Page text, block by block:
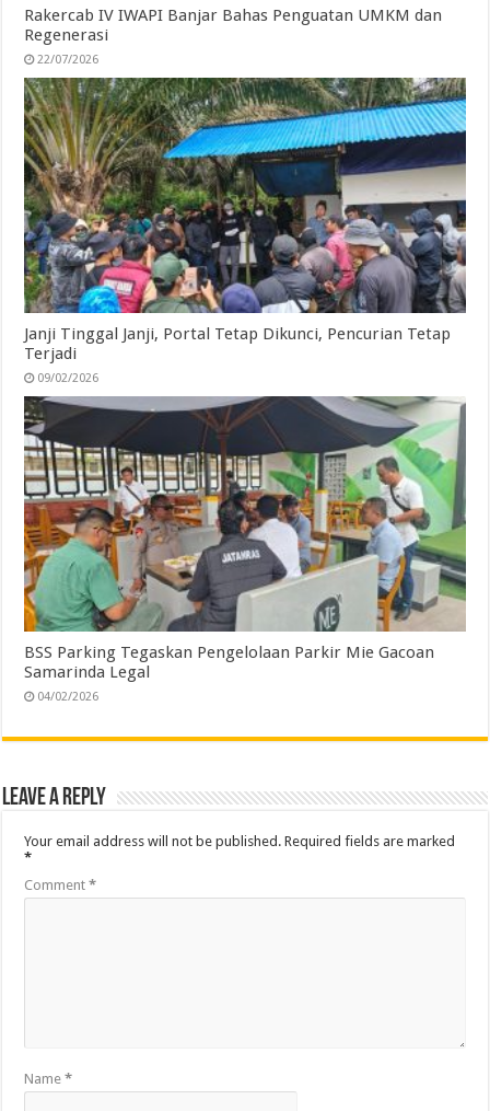
Rakercab IV IWAPI Banjar Bahas Penguatan UMKM dan
Regenerasi
22/07/2026
Janji Tinggal Janji, Portal Tetap Dikunci, Pencurian Tetap
Terjadi
09/02/2026
BSS Parking Tegaskan Pengelolaan Parkir Mie Gacoan
Samarinda Legal
04/02/2026
Leave a Reply
Your email address will not be published. Required fields are marked
*
Comment*
Name*